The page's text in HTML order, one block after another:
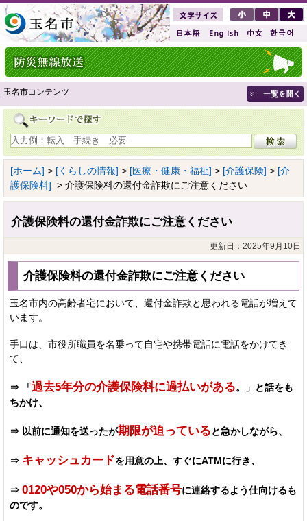
玉名市コンテンツ
[ホーム] > [くらしの情報] > [医療・健康・福祉] > [介護保険] > [介
護保険料] > 介護保険料の還付金詐欺にご注意ください
介護保険料の還付金詐欺にご注意ください
更新日：2025年9月10日
介護保険料の還付金詐欺にご注意ください
玉名市内の高齢者宅において、還付金詐欺と思われる電話が増えて
います。
手口は、市役所職員を名乗って自宅や携帯電話に電話をかけてき
て、
⇒ 「過去5年分の介護保険料に過払いがある。」と話をも
ちかけ、
⇒ 以前に通知を送ったが期限が迫っていると急かしながら、
⇒ キャッシュカードを用意の上、すぐにATMに行き、
⇒ 0120や050から始まる電話番号に連絡するよう仕向けるも
のです。